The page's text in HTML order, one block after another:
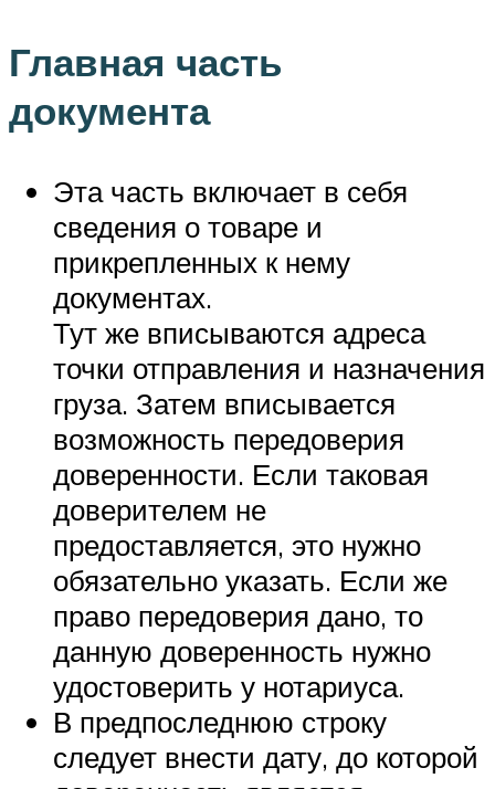
Главная часть
документа
Эта часть включает в себя
сведения о товаре и
прикрепленных к нему
документах.
Тут же вписываются адреса
точки отправления и назначения
груза. Затем вписывается
возможность передоверия
доверенности. Если таковая
доверителем не
предоставляется, это нужно
обязательно указать. Если же
право передоверия дано, то
данную доверенность нужно
удостоверить у нотариуса.
В предпоследнюю строку
следует внести дату, до которой